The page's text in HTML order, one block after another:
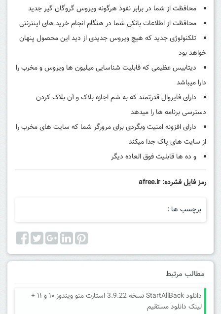
محافظت از شما در برابر نفوذ هرگونه ویروس گروگان گیر جدید
محافظت از اطلاعات بانکی شما در هنگام انجام خرید های اینترنتی
تلکنولوژی جدید که هیچ ویروس جدیدی از دید این محصول پنهان
خواهد بود
دیتابیس عظیمی که قابلیت شناسایی میلیون ها ویروس و مخرب را
دارا میباشد
دارای فایروال قدرتمند که به شم اجازه بلاک و آن بلاک کردن
دسترسی برنامه ها را میدهد
دارای افزونه امنیت وبگردی برای مرورگر شما که سایت های مخرب را
از سایت های پاک جدا میکند
و ده ها قابلیت فوق العاده دیگر
رمز فایل فشرده: afree.ir
برچسب ها :
مطالب مرتبط
دانلود StartAllBack نسخه 3.9.22 استارت منو ویندوز ۱۰ و ۱۱ +
لینک دانلود مستقیم